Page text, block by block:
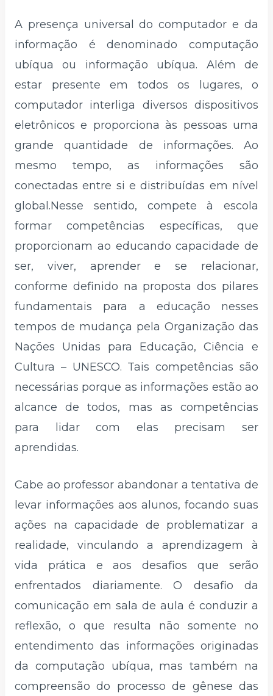
A presença universal do computador e da
informação é denominado computação
ubíqua ou informação ubíqua. Além de
estar presente em todos os lugares, o
computador interliga diversos dispositivos
eletrônicos e proporciona às pessoas uma
grande quantidade de informações. Ao
mesmo tempo, as informações são
conectadas entre si e distribuídas em nível
global.Nesse sentido, compete à escola
formar competências específicas, que
proporcionam ao educando capacidade de
ser, viver, aprender e se relacionar,
conforme definido na proposta dos pilares
fundamentais para a educação nesses
tempos de mudança pela Organização das
Nações Unidas para Educação, Ciência e
Cultura – UNESCO. Tais competências são
necessárias porque as informações estão ao
alcance de todos, mas as competências
para lidar com elas precisam ser
aprendidas.
Cabe ao professor abandonar a tentativa de
levar informações aos alunos, focando suas
ações na capacidade de problematizar a
realidade, vinculando a aprendizagem à
vida prática e aos desafios que serão
enfrentados diariamente. O desafio da
comunicação em sala de aula é conduzir a
reflexão, o que resulta não somente no
entendimento das informações originadas
da computação ubíqua, mas também na
compreensão do processo de gênese das